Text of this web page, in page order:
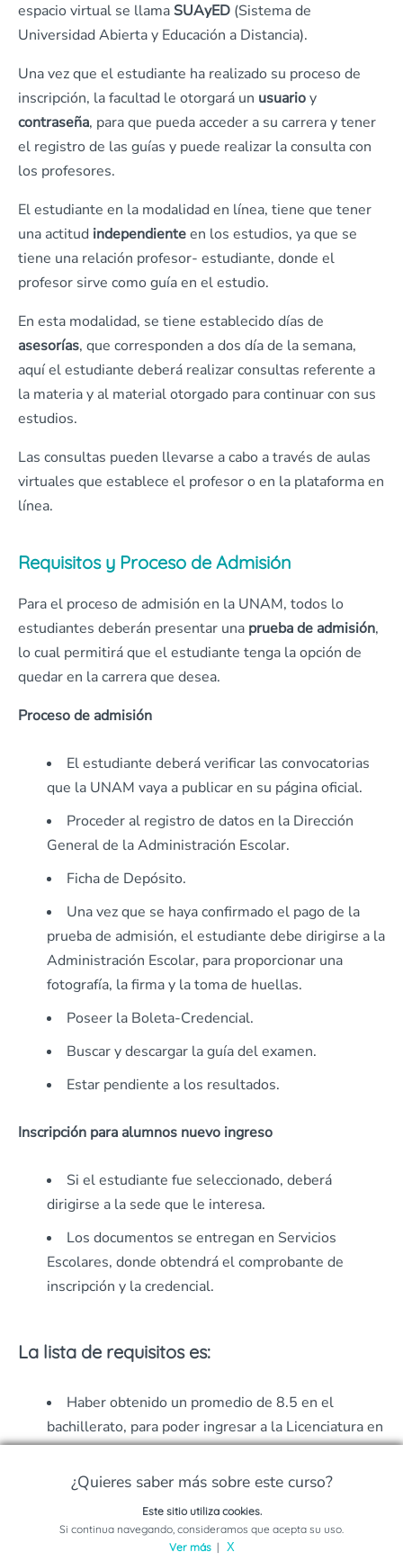
espacio virtual se llamaSUAyED (Sistema de
Universidad Abierta y Educación a Distancia).
Una vez que el estudiante ha realizado su proceso de
inscripción, la facultad le otorgará un usuarioy
contraseña, para que pueda acceder a su carrera y tener
el registro de las guías y puede realizar la consulta con
los profesores.
El estudiante en la modalidad en línea, tiene que tener
una actitud independienteen los estudios, ya que se
tiene una relación profesor- estudiante, donde el
profesor sirve como guía en el estudio.
En esta modalidad, se tiene establecido días de
asesorías, que corresponden a dos día de la semana,
aquí el estudiante deberá realizar consultas referente a
la materia y al material otorgado para continuar con sus
estudios.
Las consultas pueden llevarse a cabo a través de aulas
virtuales que establece el profesor o en la plataforma en
línea.
Requisitos y Proceso de Admisión
Para el proceso de admisión en la UNAM, todos lo
estudiantes deberán presentar una prueba de admisión,
lo cual permitirá que el estudiante tenga la opción de
quedar en la carrera que desea.
Proceso de admisión
El estudiante deberá verificar las convocatorias
que la UNAM vaya a publicar en su página oficial.
Proceder al registro de datos en la Dirección
General de la Administración Escolar.
Ficha de Depósito.
Una vez que se haya confirmado el pago de la
prueba de admisión, el estudiante debe dirigirse a la
Administración Escolar, para proporcionar una
fotografía, la firma y la toma de huellas.
Poseer la Boleta-Credencial.
Buscar y descargar la guía del examen.
Estar pendiente a los resultados.
Inscripción para alumnos nuevo ingreso
Si el estudiante fue seleccionado, deberá
dirigirse a la sede que le interesa.
Los documentos se entregan en Servicios
Escolares, donde obtendrá el comprobante de
inscripción y la credencial.
La lista de requisitos es:
Haber obtenido un promedio de 8.5 en el
bachillerato, para poder ingresar a la Licenciatura en
Relaciones Internacionales.
Poseer el Certificado de Bachillerato, esto
justifica que el estudiante culminó con éxito el
bachillerato.
¿Quieres saber más sobre este curso?
Solicita información sobre este programa
Este sitio utiliza cookies.
Si continua navegando, consideramos que acepta su uso.
Ver más| X